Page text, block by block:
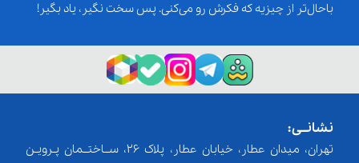
باحال‌تر از چیزیه که فکرش رو می‌کنی. پس سخت نگیر، یاد بگیر!
نشانــی:
تهران، میدان عطار، خیابان عطار، پلاک 26، ســاختــمان پـرویـن